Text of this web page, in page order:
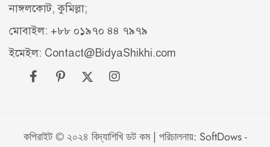
নাঙ্গলকোট, কুমিল্লা;
মোবাইল: +৮৮ ০১৯৭০ ৪৪ ৭৯৭৯
ইমেইল: Contact@BidyaShikhi.com
কপিরাইট © ২০২৪ বিদ্যাশিখি ডট কম | পরিচালনায়: SoftDows -